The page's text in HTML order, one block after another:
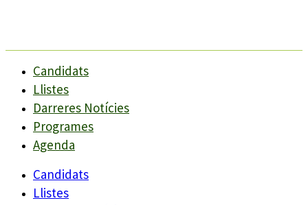
Candidats
Llistes
Darreres Notícies
Programes
Agenda
Candidats
Llistes